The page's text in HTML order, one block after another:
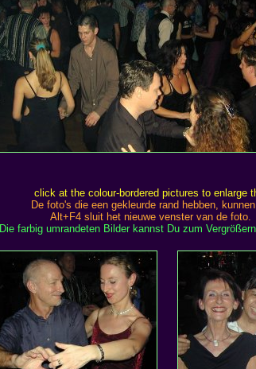
click at the colour-bordered pictures to enlarge
De foto's die een gekleurde rand hebben,
Alt+F4 sluit het nieuwe venster van de foto.
Die farbig umrandeten Bilder kannst Du zum